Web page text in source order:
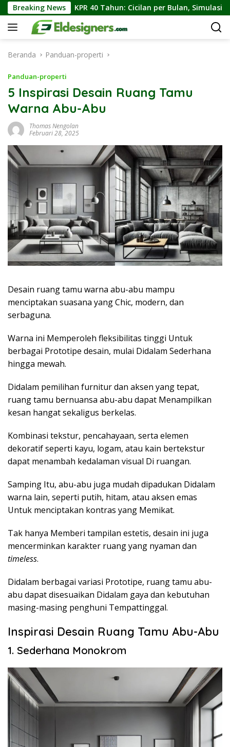
Langsung
ke
konten
Breaking News
KPR 40 Tahun: Cicilan per Bulan, Simulasi Angsuran, dan
Beranda Panduan-properti
Panduan-properti
5 Inspirasi Desain Ruang Tamu
Warna Abu-Abu
Thomas Nengolan
Februari 28, 2025
Desain ruang tamu warna abu-abu mampu
menciptakan suasana yang Chic, modern, dan
serbaguna.
Warna ini Memperoleh fleksibilitas tinggi Untuk
berbagai Prototipe desain, mulai Didalam Sederhana
hingga mewah.
Didalam pemilihan furnitur dan aksen yang tepat,
ruang tamu bernuansa abu-abu dapat Menampilkan
kesan hangat sekaligus berkelas.
Kombinasi tekstur, pencahayaan, serta elemen
dekoratif seperti kayu, logam, atau kain bertekstur
dapat menambah kedalaman visual Di ruangan.
Samping Itu, abu-abu juga mudah dipadukan Didalam
warna lain, seperti putih, hitam, atau aksen emas
Untuk menciptakan kontras yang Memikat.
Tak hanya Memberi tampilan estetis, desain ini juga
mencerminkan karakter ruang yang nyaman dan
timeless.
Didalam berbagai variasi Prototipe, ruang tamu abu-
abu dapat disesuaikan Didalam gaya dan kebutuhan
masing-masing penghuni Tempattinggal.
Inspirasi Desain Ruang Tamu Abu-Abu
1. Sederhana Monokrom